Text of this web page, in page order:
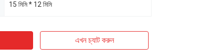
15 মিমি * 12 মিমি
এখন চ্যাট করুন